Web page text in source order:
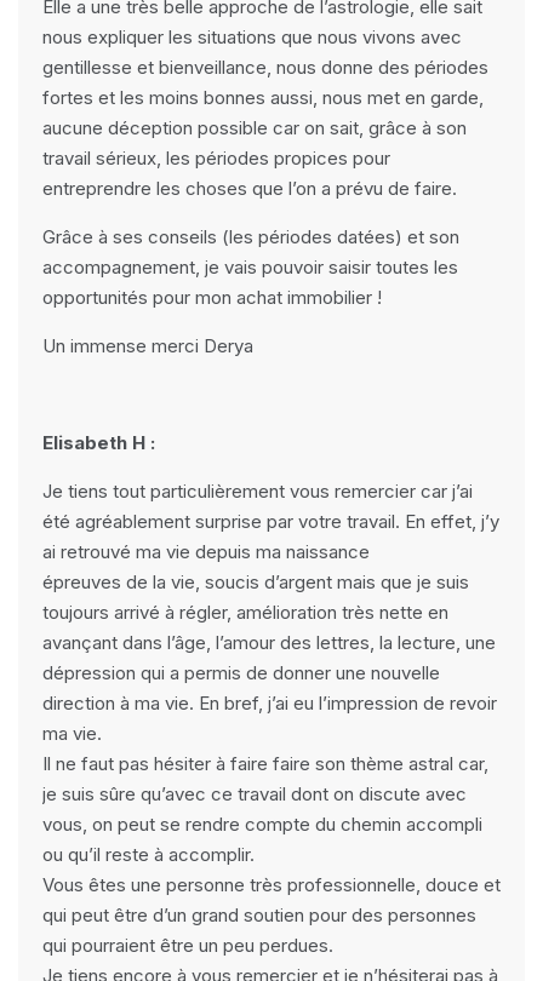
Elle a une très belle approche de l’astrologie, elle sait
nous expliquer les situations que nous vivons avec
gentillesse et bienveillance, nous donne des périodes
fortes et les moins bonnes aussi, nous met en garde,
aucune déception possible car on sait, grâce à son
travail sérieux, les périodes propices pour
entreprendre les choses que l’on a prévu de faire.
Grâce à ses conseils (les périodes datées) et son
accompagnement, je vais pouvoir saisir toutes les
opportunités pour mon achat immobilier !
Un immense merci Derya
Elisabeth H :
Je tiens tout particulièrement vous remercier car j’ai
été agréablement surprise par votre travail. En effet, j’y
ai retrouvé ma vie depuis ma naissance
épreuves de la vie, soucis d’argent mais que je suis
toujours arrivé à régler, amélioration très nette en
avançant dans l’âge, l’amour des lettres, la lecture, une
dépression qui a permis de donner une nouvelle
direction à ma vie. En bref, j’ai eu l’impression de revoir
ma vie.
Il ne faut pas hésiter à faire faire son thème astral car,
je suis sûre qu’avec ce travail dont on discute avec
vous, on peut se rendre compte du chemin accompli
ou qu’il reste à accomplir.
Vous êtes une personne très professionnelle, douce et
qui peut être d’un grand soutien pour des personnes
qui pourraient être un peu perdues.
Je tiens encore à vous remercier et je n’hésiterai pas à